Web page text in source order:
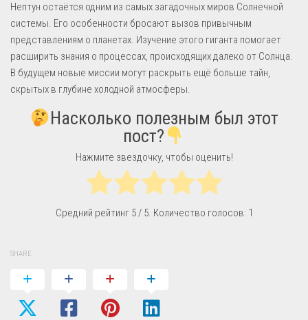
Нептун остаётся одним из самых загадочных миров Солнечной
системы. Его особенности бросают вызов привычным
представлениям о планетах. Изучение этого гиганта помогает
расширить знания о процессах, происходящих далеко от Солнца.
В будущем новые миссии могут раскрыть ещё больше тайн,
скрытых в глубине холодной атмосферы.
Насколько полезным был этот
пост?
Нажмите звездочку, чтобы оценить!
Средний рейтинг 5/ 5. Количество голосов: 1
SHARE